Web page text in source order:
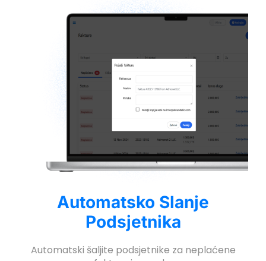
Automatsko Slanje
Podsjetnika
Automatski šaljite podsjetnike za neplaćene